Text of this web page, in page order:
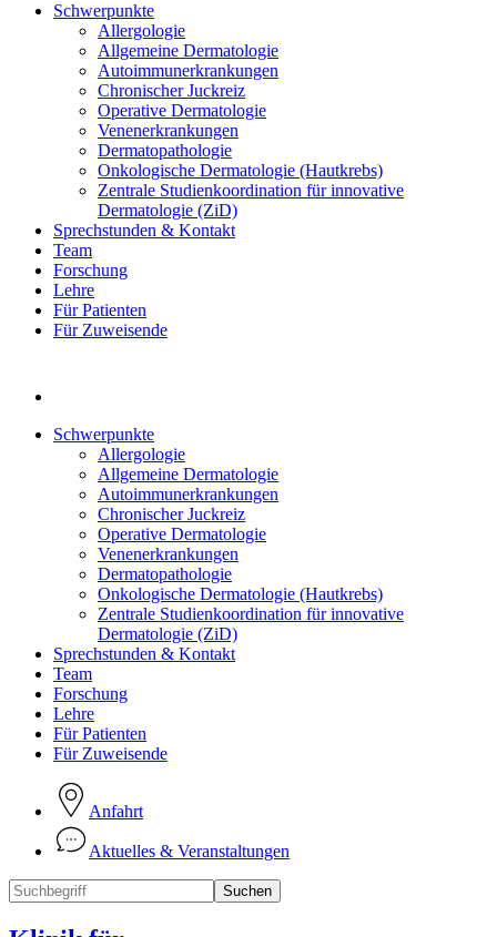
Schwerpunkte
Allergologie
Allgemeine Dermatologie
Autoimmunerkrankungen
Chronischer Juckreiz
Operative Dermatologie
Venenerkrankungen
Dermatopathologie
Onkologische Dermatologie (Hautkrebs)
Zentrale Studienkoordination für innovative
Dermatologie (ZiD)
Sprechstunden & Kontakt
Team
Forschung
Lehre
Für Patienten
Für Zuweisende
Schwerpunkte
Allergologie
Allgemeine Dermatologie
Autoimmunerkrankungen
Chronischer Juckreiz
Operative Dermatologie
Venenerkrankungen
Dermatopathologie
Onkologische Dermatologie (Hautkrebs)
Zentrale Studienkoordination für innovative
Dermatologie (ZiD)
Sprechstunden & Kontakt
Team
Forschung
Lehre
Für Patienten
Für Zuweisende
Anfahrt
Aktuelles & Veranstaltungen
Suchen